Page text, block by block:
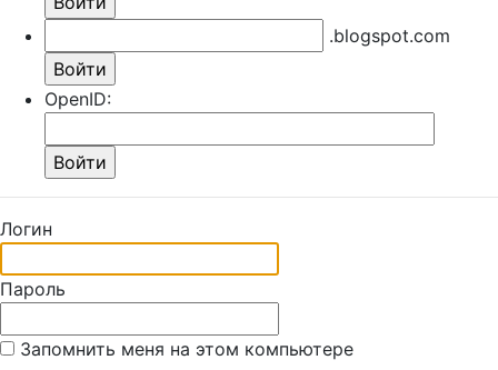
.blogspot.com
OpenID:
Логин
Пароль
Запомнить меня на этом компьютере